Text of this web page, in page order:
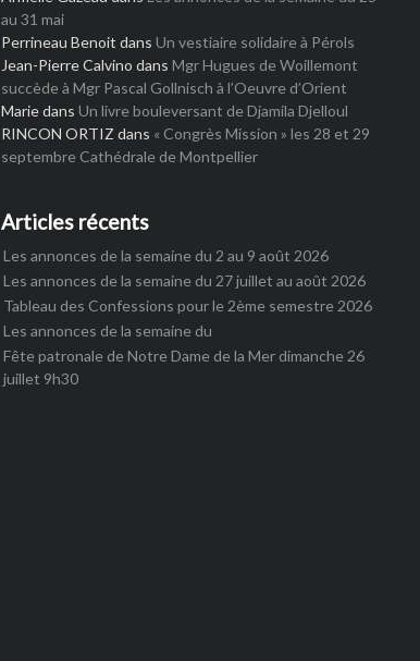
au 31 mai
Perrineau Benoit dans Un vestiaire solidaire à Pérols
Jean-Pierre Calvino dans Mgr Hugues de Woillemont
succède à Mgr Pascal Gollnisch à l’Oeuvre d’Orient
Mariedans Un livre bouleversant de Djamila Djelloul
RINCON ORTIZ dans « Congrès Mission » les 28 et 29
septembre Cathédrale de Montpellier
Articles récents
Les annonces de la semaine du 2 au 9 août 2026
Les annonces de la semaine du 27 juillet au août 2026
Tableau des Confessions pour le 2ème semestre 2026
Les annonces de la semaine du
Fête patronale de Notre Dame de la Mer dimanche 26
juillet 9h30